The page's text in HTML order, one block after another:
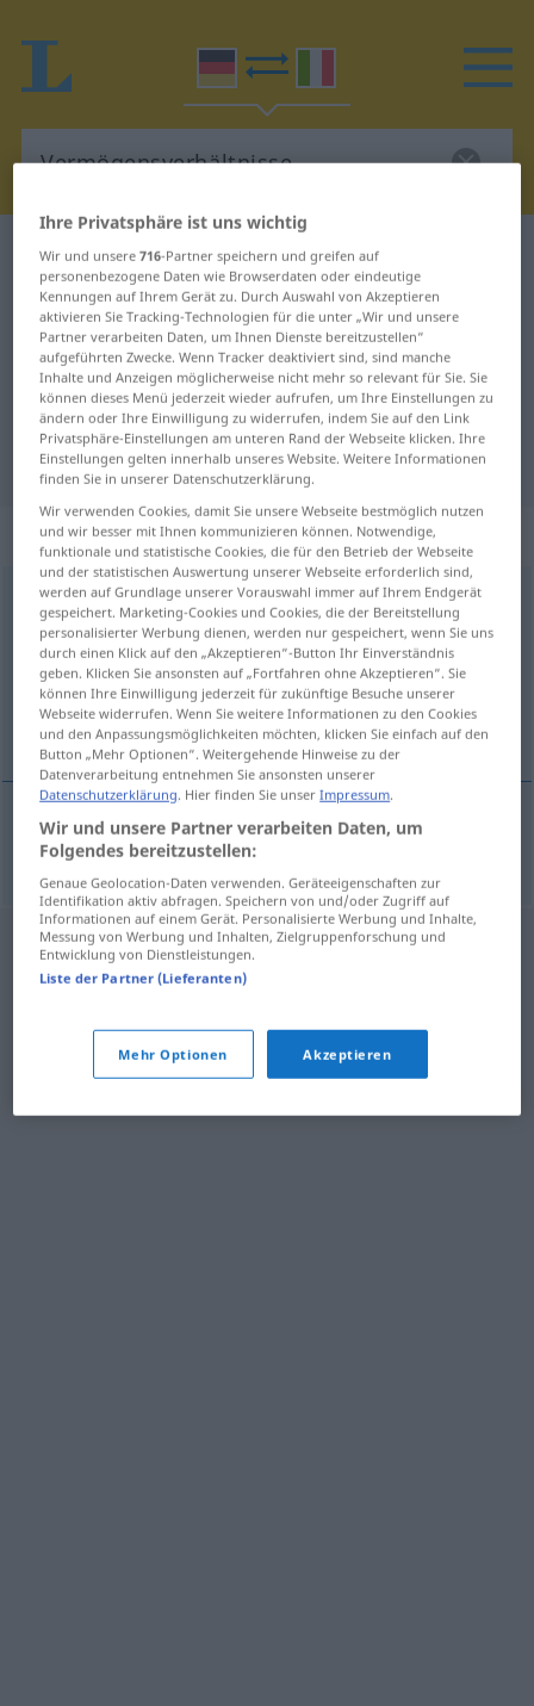
Deutsch-Italienisch Wörterbuch
Vermögensverhältnisse
Deutsch-Italienisch Übersetzung
für "Vermögensverhältnisse"
"Vermögensverhältnisse" Italienisch
Übersetzung
„Vermögensverhältnisse“: Plural
Vermögensverhältnissepl
Übersicht aller Übersetzungen
(Für mehr Details die Übersetzung anklicken/antippen)
situazione finanziaria
situazioneffinanziaria Vermögensverhältnisse
Ihre Privatsphäre ist uns wichtig
Wir und unsere716-Partner speichern und greifen auf
personenbezogene Daten wie Browserdaten oder eindeutige
Kennungen auf Ihrem Gerät zu. Durch Auswahl von Akzeptieren
aktivieren Sie Tracking-Technologien für die unter „Wir und unsere
Partner verarbeiten Daten, um Ihnen Dienste bereitzustellen“
aufgeführten Zwecke. Wenn Tracker deaktiviert sind, sind manche
Inhalte und Anzeigen möglicherweise nicht mehr so relevant für Sie. Sie
können dieses Menü jederzeit wieder aufrufen, um Ihre Einstellungen zu
ändern oder Ihre Einwilligung zu widerrufen, indem Sie auf den Link
Privatsphäre-Einstellungen am unteren Rand der Webseite klicken. Ihre
Einstellungen gelten innerhalb unseres Website. Weitere Informationen
finden Sie in unserer Datenschutzerklärung.
Wir verwenden Cookies, damit Sie unsere Webseite bestmöglich nutzen
und wir besser mit Ihnen kommunizieren können. Notwendige,
funktionale und statistische Cookies, die für den Betrieb der Webseite
und der statistischen Auswertung unserer Webseite erforderlich sind,
werden auf Grundlage unserer Vorauswahl immer auf Ihrem Endgerät
gespeichert. Marketing-Cookies und Cookies, die der Bereitstellung
personalisierter Werbung dienen, werden nur gespeichert, wenn Sie uns
durch einen Klick auf den „Akzeptieren“-Button Ihr Einverständnis
geben. Klicken Sie ansonsten auf „Fortfahren ohne Akzeptieren“. Sie
können Ihre Einwilligung jederzeit für zukünftige Besuche unserer
Webseite widerrufen. Wenn Sie weitere Informationen zu den Cookies
und den Anpassungsmöglichkeiten möchten, klicken Sie einfach auf den
Button „Mehr Optionen“. Weitergehende Hinweise zu der
Datenverarbeitung entnehmen Sie ansonsten unserer
Datenschutzerklärung. Hier finden Sie unserImpressum.
Wir und unsere Partner verarbeiten Daten, um
Folgendes bereitzustellen:
Genaue Geolocation-Daten verwenden. Geräteeigenschaften zur
Identifikation aktiv abfragen. Speichern von und/oder Zugriff auf
Informationen auf einem Gerät. Personalisierte Werbung und Inhalte,
Messung von Werbung und Inhalten, Zielgruppenforschung und
Entwicklung von Dienstleistungen.
Liste der Partner (Lieferanten)
Mehr Optionen Akzeptieren